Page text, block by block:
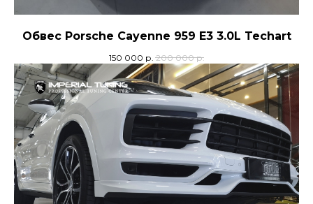
Обвес Porsche Cayenne 959 E3 3.0L Techart
150 000 р. 200 000 р.